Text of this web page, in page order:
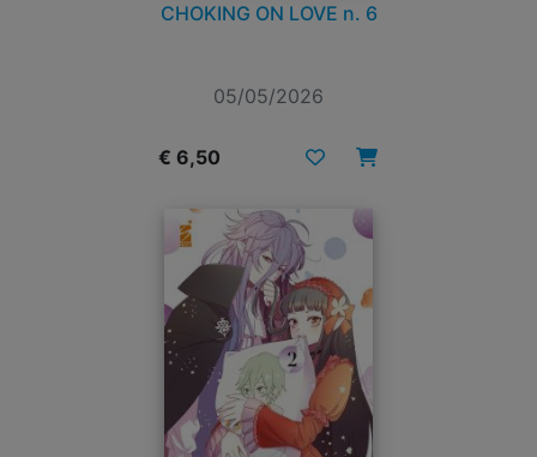
CHOKING ON LOVE n. 6
05/05/2026
€ 6,50